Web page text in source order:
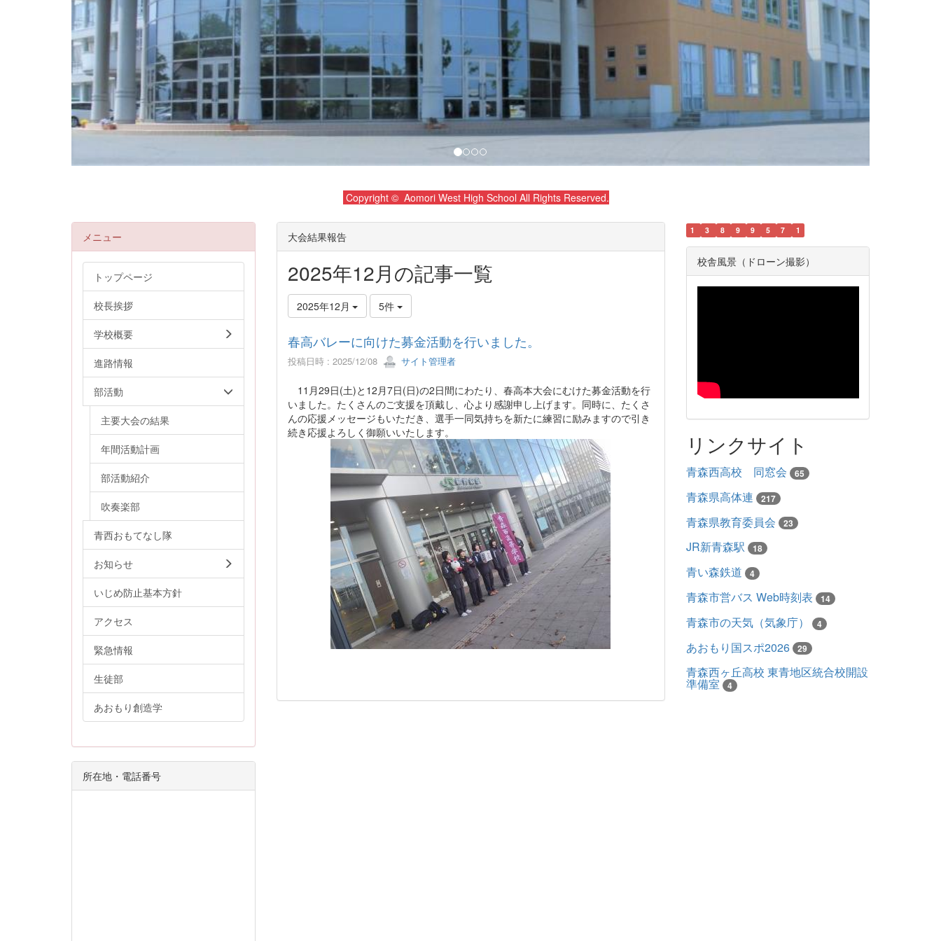
Copyright © Aomori West High School All Rights Reserved.
大会結果報告
2025年12月の記事一覧
2025年12月 5件
春高バレーに向けた募金活動を行いました。
投稿日時 : 2025/12/08 サイト管理者
11月29日(土)と12月7日(日)の2日間にわたり、春高本大会にむけた募金活動を行
いました。たくさんのご支援を頂戴し、心より感謝申し上げます。同時に、たくさ
んの応援メッセージもいただき、選手一同気持ちを新たに練習に励みますので引き
続き応援よろしく御願いいたします。
メニュー
トップページ
校長挨拶
学校概要
進路情報
部活動
主要大会の結果
年間活動計画
部活動紹介
吹奏楽部
青西おもてなし隊
お知らせ
いじめ防止基本方針
アクセス
緊急情報
生徒部
あおもり創造学
所在地・電話番号
1 3 8 9 9 5 7 1
校舎風景（ドローン撮影）
リンクサイト
青森西高校 同窓会 65
青森県高体連 217
青森県教育委員会 23
JR新青森駅 18
青い森鉄道 4
青森市営バス Web時刻表 14
青森市の天気（気象庁） 4
あおもり国スポ2026 29
青森西ヶ丘高校 東青地区統合校開設
準備室 4